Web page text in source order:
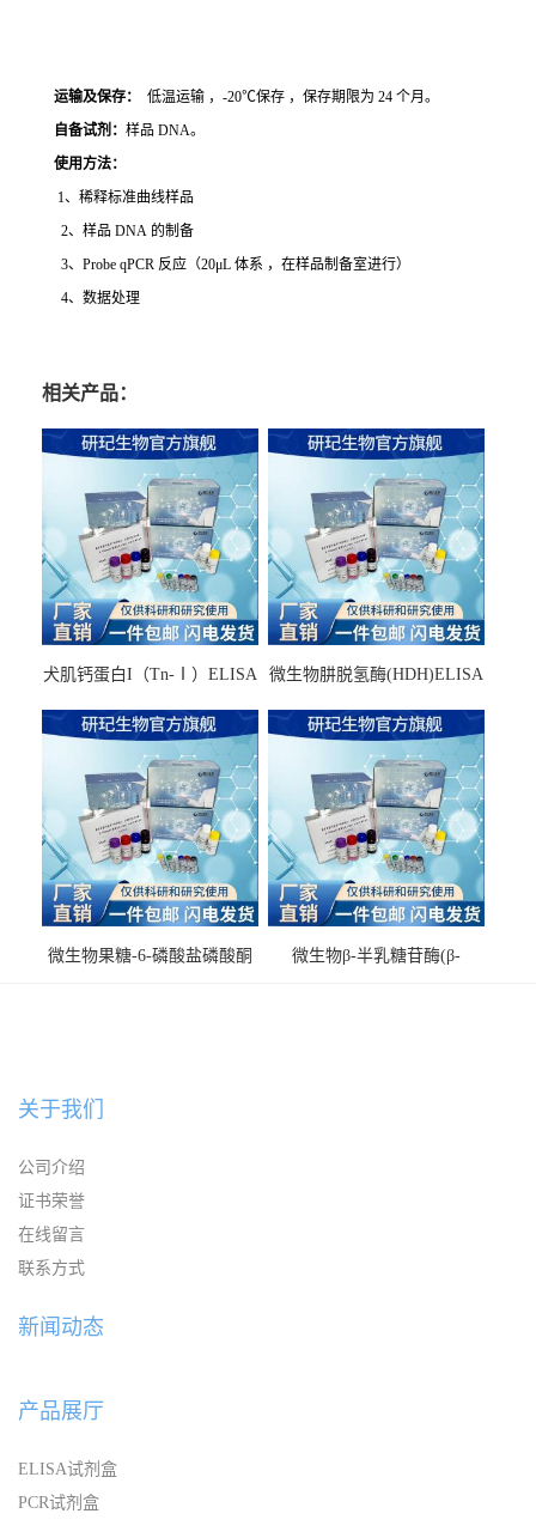
运输及保存：
低温运输 ，-20℃保存 ，保存期限为 24 个月。
自备试剂： 样品 DNA。
使用方法：
1、稀释标准曲线样品
2、样品 DNA 的制备
3、Probe qPCR 反应（20μL 体系 ，在样品制备室进行）
4、数据处理
相关产品：
犬肌钙蛋白I（Tn-Ⅰ）ELISA
微生物肼脱氢酶(HDH)ELISA
微生物果糖-6-磷酸盐磷酸酮
微生物β-半乳糖苷酶(β-
关于我们
公司介绍
证书荣誉
在线留言
联系方式
新闻动态
产品展厅
ELISA试剂盒
PCR试剂盒